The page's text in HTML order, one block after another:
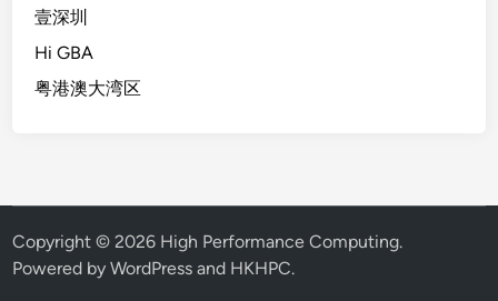
壹深圳
Hi GBA
粤港澳大湾区
Copyright © 2026 High Performance Computing.
Powered by WordPress and HKHPC.